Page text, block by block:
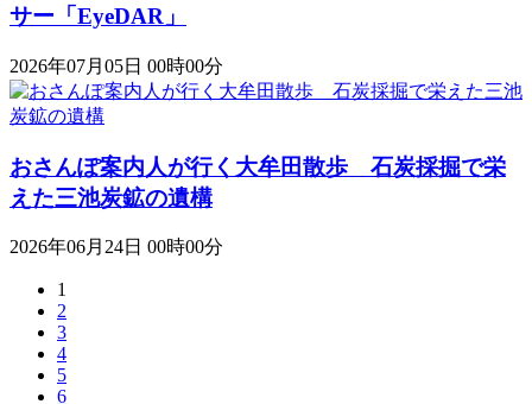
サー「EyeDAR」
2026年07月05日 00時00分
おさんぽ案内人が行く大牟田散歩 石炭採掘で栄
えた三池炭鉱の遺構
2026年06月24日 00時00分
1
2
3
4
5
6